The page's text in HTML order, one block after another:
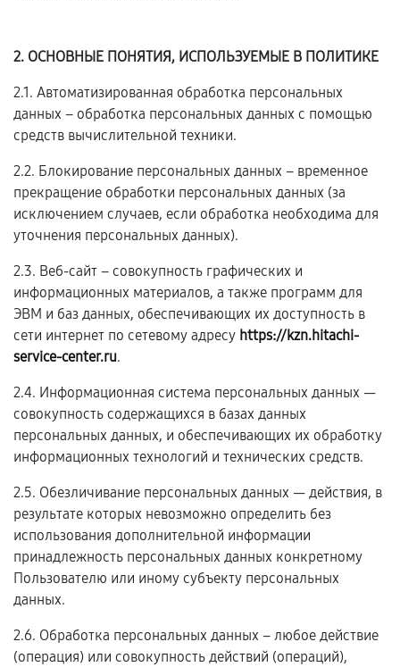
2. ОСНОВНЫЕ ПОНЯТИЯ, ИСПОЛЬЗУЕМЫЕ В ПОЛИТИКЕ
2.1. Автоматизированная обработка персональных
данных – обработка персональных данных с помощью
средств вычислительной техники.
2.2. Блокирование персональных данных – временное
прекращение обработки персональных данных (за
исключением случаев, если обработка необходима для
уточнения персональных данных).
2.3. Веб-сайт – совокупность графических и
информационных материалов, а также программ для
ЭВМ и баз данных, обеспечивающих их доступность в
сети интернет по сетевому адресу https://kzn.hitachi-
service-center.ru.
2.4. Информационная система персональных данных —
совокупность содержащихся в базах данных
персональных данных, и обеспечивающих их обработку
информационных технологий и технических средств.
2.5. Обезличивание персональных данных — действия, в
результате которых невозможно определить без
использования дополнительной информации
принадлежность персональных данных конкретному
Пользователю или иному субъекту персональных
данных.
2.6. Обработка персональных данных – любое действие
(операция) или совокупность действий (операций),